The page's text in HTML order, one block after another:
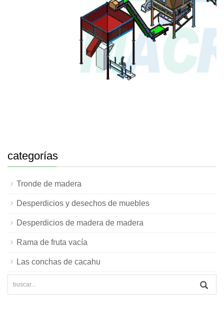
categorías
Tronde de madera
Desperdicios y desechos de muebles
Desperdicios de madera de madera
Rama de fruta vacía
Las conchas de cacahu